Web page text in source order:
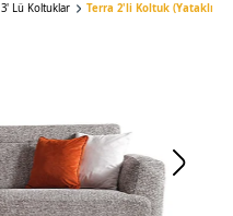
3' Lü Koltuklar Terra 2'li Koltuk (Yataklı)